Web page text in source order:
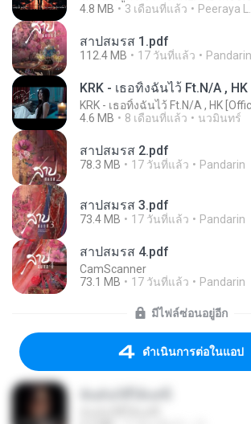
4.8 MB
3 เดือนที่แล้ว Peeraya L.
สาปสมรส 1.pdf
112.4 MB 17 วันที่แล้ว Pandarin
KRK - เธอทิ้งฉันไว้ Ft.N/A ,
KRK - เธอทิ้งฉันไว้ Ft.N/A , HK
4.6 MB
8 เดือนที่แล้ว นวมินทร์
สาปสมรส 2.pdf
78.3 MB 17 วันที่แล้ว Pandarin
สาปสมรส 3.pdf
73.4 MB 17 วันที่แล้ว Pandarin
สาปสมรส 4.pdf
CamScanner
73.1 MB
17 วันที่แล้ว Pandarin
มีไฟล์ซ่อนอยู่อีก
ดำเนินการต่อในแอป